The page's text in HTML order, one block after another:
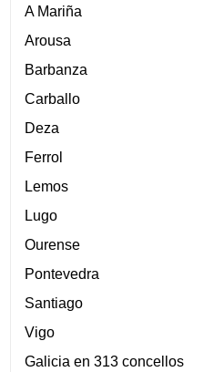
A Mariña
Arousa
Barbanza
Carballo
Deza
Ferrol
Lemos
Lugo
Ourense
Pontevedra
Santiago
Vigo
Galicia en 313 concellos